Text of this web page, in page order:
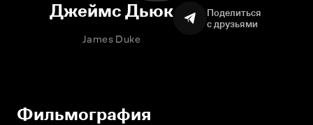
Джеймс Дьюк
James Duke
Поделиться
с друзьями
Фильмография